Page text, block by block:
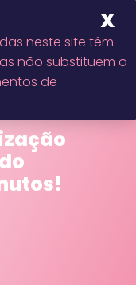
neste site têm
não substituem o
de